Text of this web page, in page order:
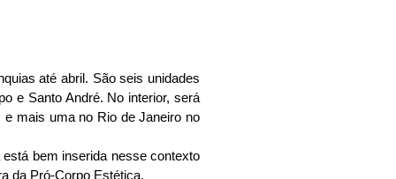
até abril. São seis unidades
e Santo André. No interior, será
mais uma no Rio de Janeiro no
bem inserida nesse contexto
da Pró-Corpo Estética.